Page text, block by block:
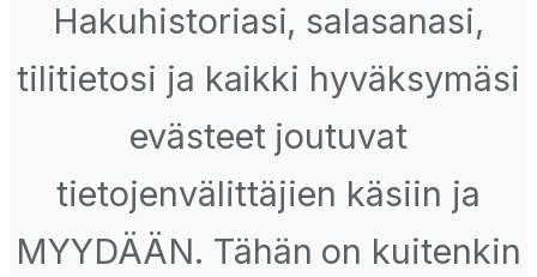
Hakuhistoriasi, salasanasi,
tilitietosi ja kaikki hyväksymäsi
evästeet joutuvat
tietojenvälittäjien käsiin ja
MYYDÄÄN. Tähän on kuitenkin